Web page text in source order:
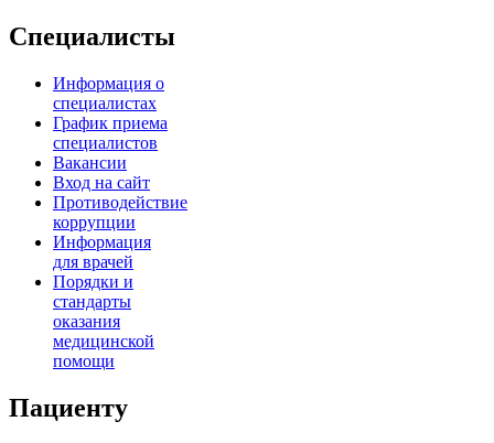
Специалисты
Информация о
специалистах
График приема
специалистов
Вакансии
Вход на сайт
Противодействие
коррупции
Информация
для врачей
Порядки и
стандарты
оказания
медицинской
помощи
Пациенту